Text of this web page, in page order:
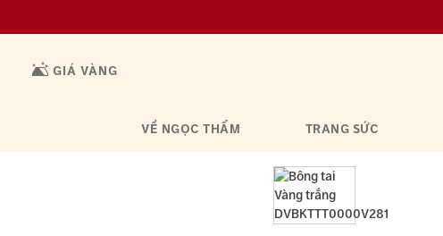
GIÁ VÀNG
VỀ NGỌC THẨM TRANG SỨC